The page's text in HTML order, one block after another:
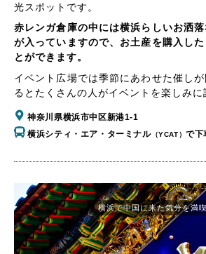
光スポットです。
赤レンガ倉庫の中には横浜らしいお洒
が入っていますので、お土産を購入し
とができます。
イベント広場では季節にあわせた催し
るとたくさんの人がイベントを楽しみに
神奈川県横浜市中区新港1-1
横浜シティ・エア・ターミナル（YCAT）で下
横浜で中国に来た気分を満喫